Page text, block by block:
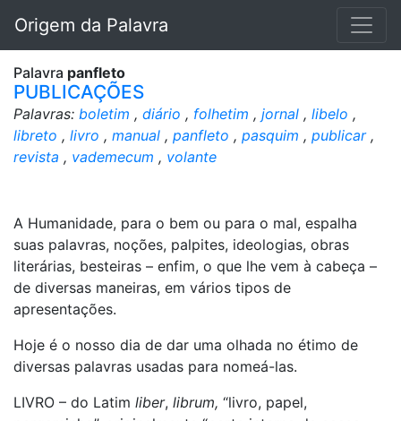
Origem da Palavra
Palavra panfleto
PUBLICAÇÕES
Palavras: boletim , diário , folhetim , jornal , libelo ,
libreto , livro , manual , panfleto , pasquim , publicar,
revista , vademecum , volante
A Humanidade, para o bem ou para o mal, espalha
suas palavras, noções, palpites, ideologias, obras
literárias, besteiras – enfim, o que lhe vem à cabeça –
de diversas maneiras, em vários tipos de
apresentações.
Hoje é o nosso dia de dar uma olhada no étimo de
diversas palavras usadas para nomeá-las.
LIVRO – do Latim liber, librum, “livro, papel,